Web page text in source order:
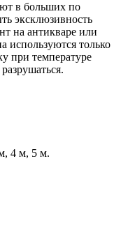
в больших по
эксклюзивность
на антикваре или
используются только
при температуре
4 м, 5 м.